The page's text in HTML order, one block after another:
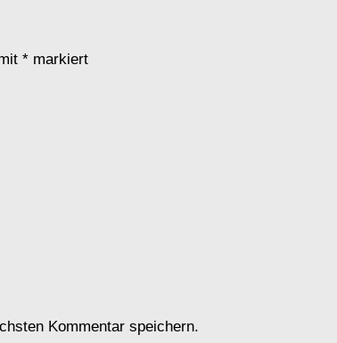
* markiert
Kommentar speichern.